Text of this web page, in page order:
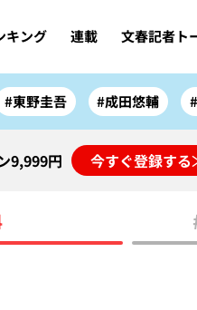
キング 連載 文春記者ト
#東野圭吾 #成田悠輔
9,999円 今すぐ登録す